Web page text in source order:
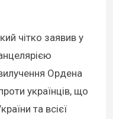
чітко заявив у
Ордена
українців, що
та всієї